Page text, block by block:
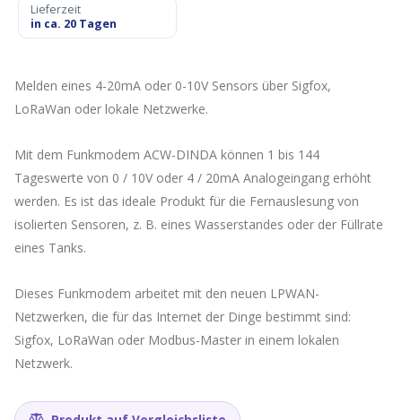
Lieferzeit
in ca. 20 Tagen
Melden eines 4-20mA oder 0-10V Sensors über Sigfox,
LoRaWan oder lokale Netzwerke.
Mit dem Funkmodem ACW-DINDA können 1 bis 144
Tageswerte von 0 / 10V oder 4 / 20mA Analogeingang erhöht
werden. Es ist das ideale Produkt für die Fernauslesung von
isolierten Sensoren, z. B. eines Wasserstandes oder der Füllrate
eines Tanks.
Dieses Funkmodem arbeitet mit den neuen LPWAN-
Netzwerken, die für das Internet der Dinge bestimmt sind:
Sigfox, LoRaWan oder Modbus-Master in einem lokalen
Netzwerk.